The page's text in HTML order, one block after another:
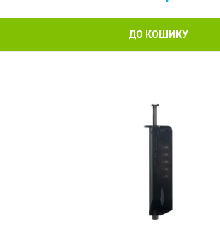
ДО КОШИКУ